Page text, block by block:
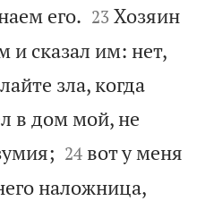
его. 

23 Хозяин
сказал им: нет,
зла, когда
в дом мой, не


24 вот у меня
наложница,